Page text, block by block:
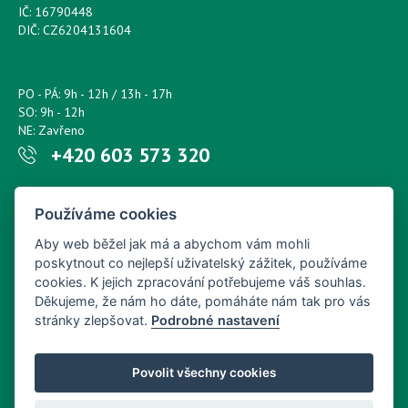
IČ: 16790448
DIČ: CZ6204131604
PO - PÁ: 9h - 12h / 13h - 17h
SO: 9h - 12h
NE: Zavřeno
+420 603 573 320
petr.sonsky@centrum.cz
Používáme cookies
Aby web běžel jak má a abychom vám mohli
poskytnout co nejlepší uživatelský zážitek, používáme
cookies. K jejich zpracování potřebujeme váš souhlas.
Děkujeme, že nám ho dáte, pomáháte nám tak pro vás
stránky zlepšovat. Podrobné nastavení
Povolit všechny cookies